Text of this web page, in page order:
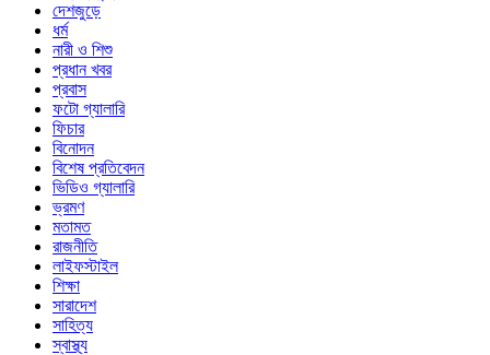
দেশজুড়ে
ধর্ম
নারী ও শিশু
প্রধান খবর
প্রবাস
ফটো গ্যালারি
ফিচার
বিনোদন
বিশেষ প্রতিবেদন
ভিডিও গ্যালারি
ভ্রমণ
মতামত
রাজনীতি
লাইফস্টাইল
শিক্ষা
সারাদেশ
সাহিত্য
স্বাস্থ্য